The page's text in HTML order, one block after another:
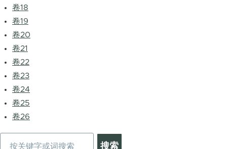
卷18
卷19
卷20
卷21
卷22
卷23
卷24
卷25
卷26